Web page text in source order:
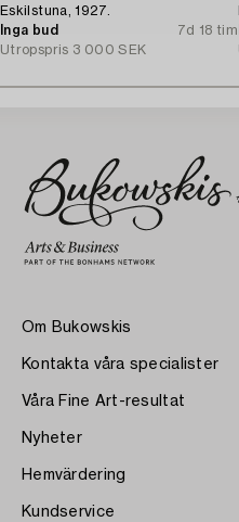
Eskilstuna, 1927.
Inga bud
7d 18 tim
Utropspris 3 000 SEK
Om Bukowskis
Kontakta våra specialister
Våra Fine Art-resultat
Nyheter
Hemvärdering
Kundservice